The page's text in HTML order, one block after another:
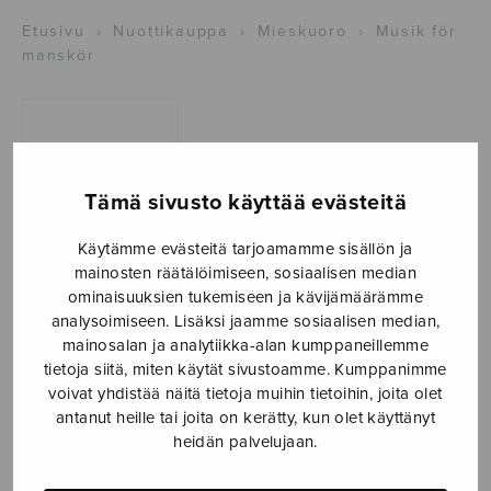
Tämä sivusto käyttää evästeitä
Käytämme evästeitä tarjoamamme sisällön ja
mainosten räätälöimiseen, sosiaalisen median
ominaisuuksien tukemiseen ja kävijämäärämme
analysoimiseen. Lisäksi jaamme sosiaalisen median,
mainosalan ja analytiikka-alan kumppaneillemme
tietoja siitä, miten käytät sivustoamme. Kumppanimme
voivat yhdistää näitä tietoja muihin tietoihin, joita olet
antanut heille tai joita on kerätty, kun olet käyttänyt
heidän palvelujaan.
Etusivu › Nuottikauppa › Mieskuoro ›
Musik för
manskör
Musik för
manskör
Långbacka Ulf